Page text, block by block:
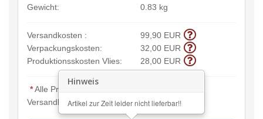
Gewicht:
0.83 kg
Versandkosten :
99,90 EUR
Verpackungskosten:
32,00 EUR
Produktionsskosten Vlies:
28,00 EUR
*Alle Preisangaben inkl. MwSt. und zzgl.
Versandkosten
Hinweis
Artikel zur Zeit leider nicht lieferbar!!